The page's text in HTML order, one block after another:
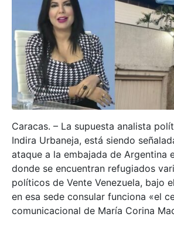
Caracas. – La supuesta analista
Indira Urbaneja, está siendo
ataque a la embajada de Argentina
donde se encuentran refugiados
políticos de Vente Venezuela, bajo
en esa sede consular funciona «el
comunicacional de María Corina